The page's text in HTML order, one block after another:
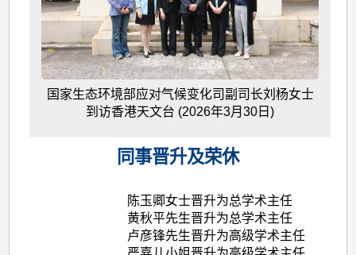
国家生态环境部应对气候变化司副司长刘杨女士
到访香港天文台 (2026年3月30日)
同事晋升及荣休
陈玉卿女士晋升为总学术主任
黄秋平先生晋升为总学术主任
卢彦锋先生晋升为高级学术主任